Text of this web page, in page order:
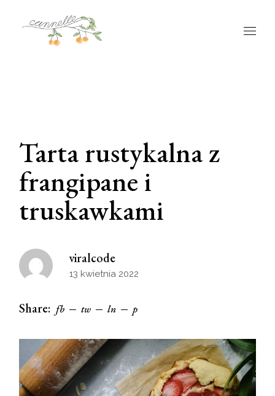
Tarta rustykalna z
frangipane i
truskawkami
viralcode
13 kwietnia 2022
Share: fb tw ln p